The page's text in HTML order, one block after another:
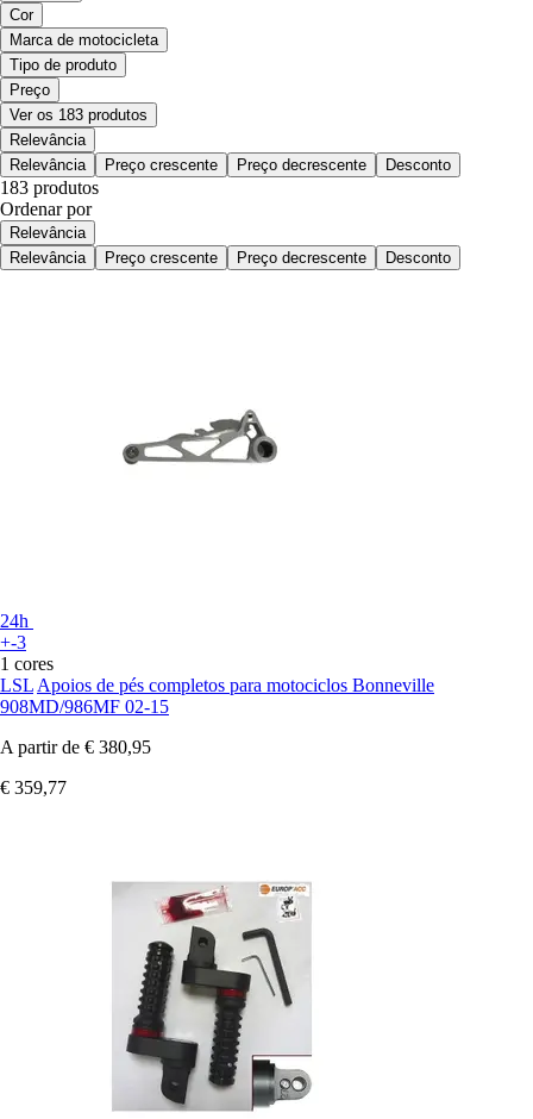
Cor
Marca de motocicleta
Tipo de produto
Preço
Ver os 183 produtos
Relevância
Relevância
Preço crescente Preço decrescente Desconto
183 produtos
Ordenar por
Relevância
Relevância
Preço crescente Preço decrescente Desconto
24h
+-3
1 cores
LSL Apoios de pés completos para motociclos Bonneville
908MD/986MF 02-15
A partir de € 380,95
€ 359,77